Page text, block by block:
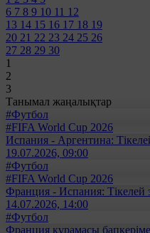
6 7 8 9 10 11 12
13 14 15 16 17 18 19
20 21 22 23 24 25 26
27 28 29 30
1
2
3
Танымал жаңалықтар
#Футбол
#FIFA World Cup 2026
Испания - Аргентина:
19.07.2026, 09:00
#Футбол
#FIFA World Cup 2026
Франция - Испания: Тікелей
14.07.2026, 14:00
#Футбол
Франция құрамасы